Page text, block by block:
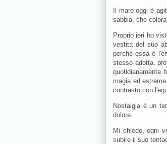
Il mare oggi è
sabbia, che
Proprio ieri ho
vestita del suo
perché essa è
stesso adotta,
quotidianamente
magia ed
contrasto con
Nostalgia è un
dolore.
Mi chiedo, ogni
subire il suo